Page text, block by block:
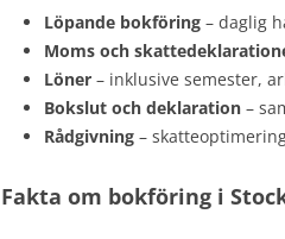
Löpande bokföring – daglig
Moms och
Löner – inklusive semester,
Bokslut och deklaration –
Rådgivning –
Fakta om bokföring i